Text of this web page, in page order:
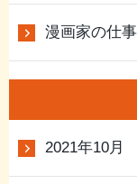
漫画家の仕
2021年10月